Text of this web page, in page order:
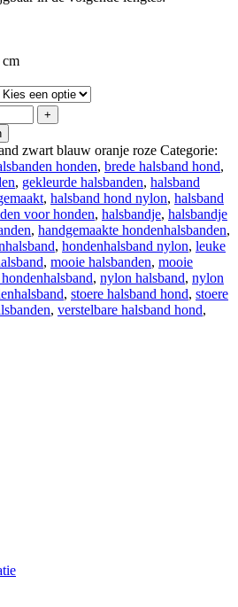
cm
zwart blauw oranje roze Categorie:
honden, brede halsband hond,
, gekleurde halsbanden, halsband
, halsband hond nylon, halsband
voor honden, halsbandje, halsbandje
, handgemaakte hondenhalsbanden,
, hondenhalsband nylon, leuke
, mooie halsbanden, mooie
, nylon halsband, nylon
, stoere halsband hond, stoere
, verstelbare halsband hond,